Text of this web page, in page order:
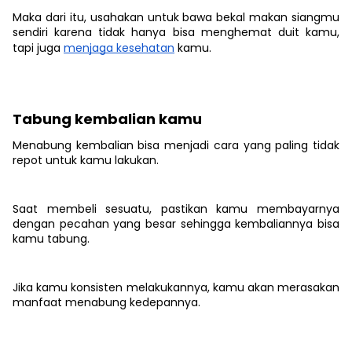
Maka dari itu, usahakan untuk bawa bekal makan siangmu
sendiri karena tidak hanya bisa menghemat duit kamu,
tapi juga menjaga kesehatan kamu.
Tabung kembalian kamu
Menabung kembalian bisa menjadi cara yang paling tidak
repot untuk kamu lakukan.
Saat membeli sesuatu, pastikan kamu membayarnya
dengan pecahan yang besar sehingga kembaliannya bisa
kamu tabung.
Jika kamu konsisten melakukannya, kamu akan merasakan
manfaat menabung kedepannya.